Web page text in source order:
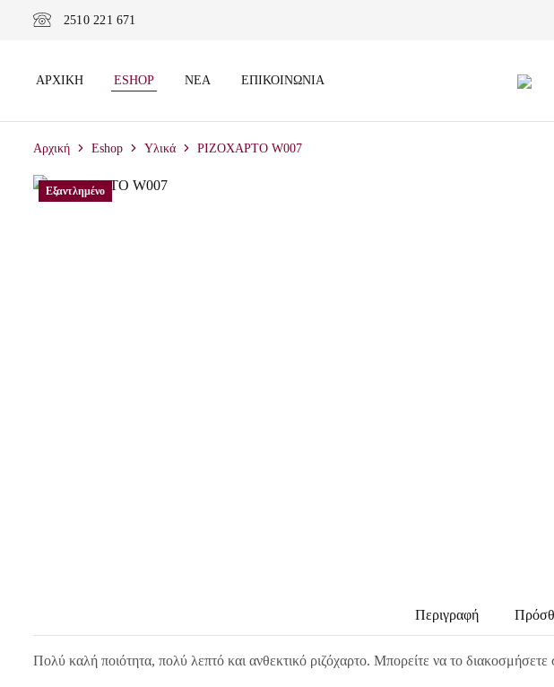
2510 221 671
ΑΡΧΙΚΉ ESHOP ΝΈΑ ΕΠΙΚΟΙΝΩΝΊΑ
Melina
Αρχική Eshop Υλικά ΡΙΖΟΧΑΡΤΟ W007
Περιγραφή
Πολύ καλή ποιότητα, πολύ λεπτό και ανθεκτικό ριζόχαρτο. Μπορείτε να το
Εξαντλημένο